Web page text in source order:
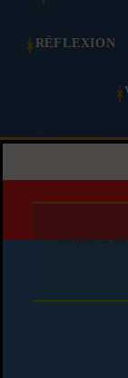
RÉFLEXION
Copie